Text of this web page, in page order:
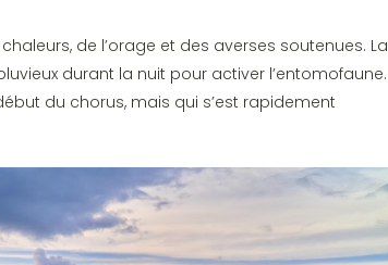
de l’orage et des averses soutenues. La
durant la nuit pour activer l’entomofaune.
du chorus, mais qui s’est rapidement